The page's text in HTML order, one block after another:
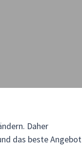
Daher
das beste Angebot